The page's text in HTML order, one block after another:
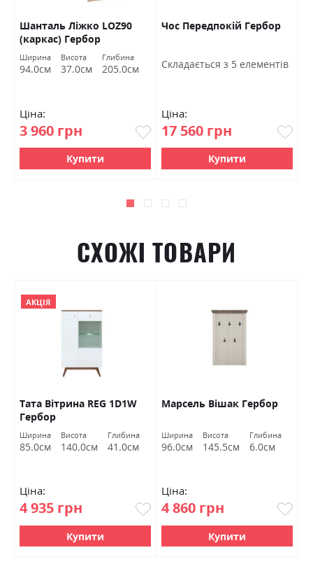
Шанталь Ліжко LOZ90
(каркас) Гербор
Ширина
94.0см
Висота
37.0см
Глибина
205.0см
Ціна:
3 960 грн
Купити
Чос Передпокій Гербор
Cкладається з 5 елементів
Ціна:
17 560 грн
Купити
СХОЖІ ТОВАРИ
АКЦІЯ
Тата Вітрина REG 1D1W
Гербор
Ширина
85.0см
Висота
140.0см
Глибина
41.0см
Ціна:
4 935 грн
Купити
Марсель Вішак Гербор
Ширина
96.0см
Висота
145.5см
Глибина
6.0см
Ціна:
4 860 грн
Купити